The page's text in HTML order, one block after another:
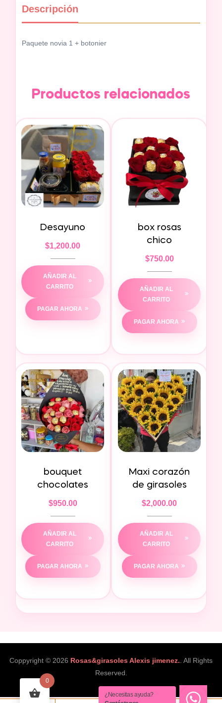
Descripción
Paquete novia 1 + botonier
Productos relacionados
Desayuno
$1,200.00
AÑADIR AL
CARRITO
PAGAR AHORA
box rosas
chico
$750.00
AÑADIR AL
CARRITO
PAGAR AHORA
bouquet
chocolates
$950.00
AÑADIR AL
CARRITO
PAGAR AHORA
Maxi corazón
de girasoles
$2,000.00
AÑADIR AL
CARRITO
PAGAR AHORA
Coppyright © 2026 Rosas&girasoles Alexis jimenez. . All Rights
Reserved.
¿Necesitas ayuda?
0